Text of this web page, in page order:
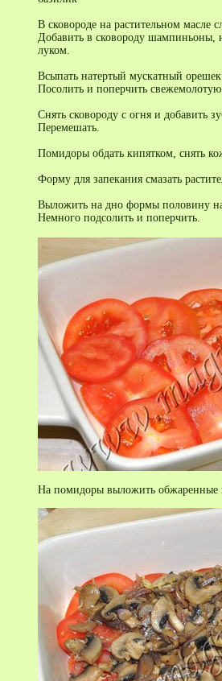
В сковороде на растительном масле
Добавить в сковороду шампиньоны,
луком.
Всыпать натертый мускатный
Посолить и поперчить
Снять сковороду с огня и добавить
Перемешать.
Помидоры обдать кипятком, снять
Форму для запекания смазать
Выложить на дно формы половину
Немного подсолить и поперчить.
На помидоры выложить обжаренные